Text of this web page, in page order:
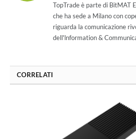
TopTrade è parte di BitMAT
che ha sede a Milano con
riguarda la comunicazione
dell'lnformation &
CORRELATI